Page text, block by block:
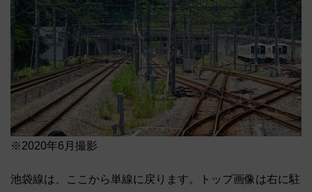
※2020年6月撮影
池袋線は、ここから単線に戻ります。トップ画像は右に駐